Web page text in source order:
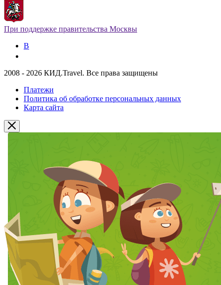
При поддержке правительства Москвы
В
2008 - 2026 КИД.Travel. Все права защищены
Платежи
Политика об обработке персональных данных
Карта сайта